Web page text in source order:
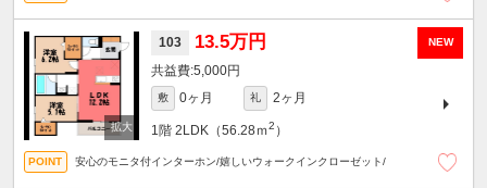
NEW
103 13.5万円
5,000円
敷 0ヶ月 礼 2ヶ月
1階 2LDK（56.28ｍ2 ）
安心のモニタ付インターホン/嬉しいウォークインクローゼット/